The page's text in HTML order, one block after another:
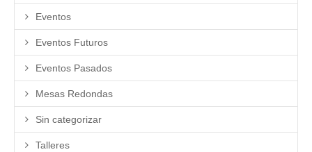
Eventos
Eventos Futuros
Eventos Pasados
Mesas Redondas
Sin categorizar
Talleres